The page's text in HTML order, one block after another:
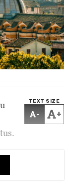
TEXT SIZE
- +